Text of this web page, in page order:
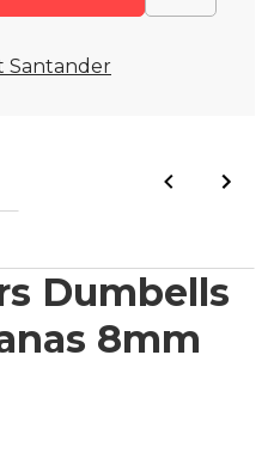
Dumbells
8mm